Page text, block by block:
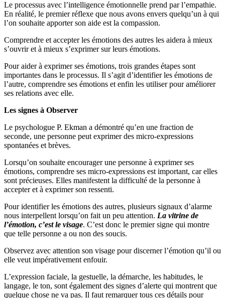
Le processus avec l’intelligence émotionnelle prend par l’empathie.
En réalité, le premier réflexe que nous avons envers quelqu’un à qui
l’on souhaite apporter son aide est la compassion.
Comprendre et accepter les émotions des autres les aidera à mieux
s’ouvrir et à mieux s’exprimer sur leurs émotions.
Pour aider à exprimer ses émotions, trois grandes étapes sont
importantes dans le processus. Il s’agit d’identifier les émotions de
l’autre, comprendre ses émotions et enfin les utiliser pour améliorer
ses relations avec elle.
Les signes à Observer
Le psychologue P. Ekman a démontré qu’en une fraction de
seconde, une personne peut exprimer des micro-expressions
spontanées et brèves.
Lorsqu’on souhaite encourager une personne à exprimer ses
émotions, comprendre ses micro-expressions est important, car elles
sont précieuses. Elles manifestent la difficulté de la personne à
accepter et à exprimer son ressenti.
Pour identifier les émotions des autres, plusieurs signaux d’alarme
nous interpellent lorsqu’on fait un peu attention. La vitrine de
l’émotion, c’est le visage. C’est donc le premier signe qui montre
que telle personne a ou non des soucis.
Observez avec attention son visage pour discerner l’émotion qu’il ou
elle veut impérativement enfouir.
L’expression faciale, la gestuelle, la démarche, les habitudes, le
langage, le ton, sont également des signes d’alerte qui montrent que
quelque chose ne va pas. Il faut remarquer tous ces détails pour